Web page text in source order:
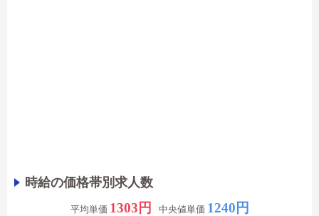
時給の価格帯別求人数
平均単価 1303円 中央値単価 1240円